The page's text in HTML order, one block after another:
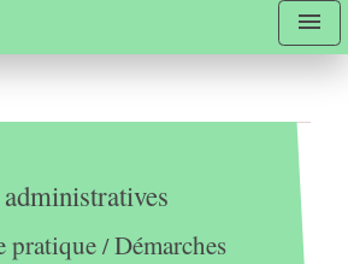
menu
pratique/Démarches